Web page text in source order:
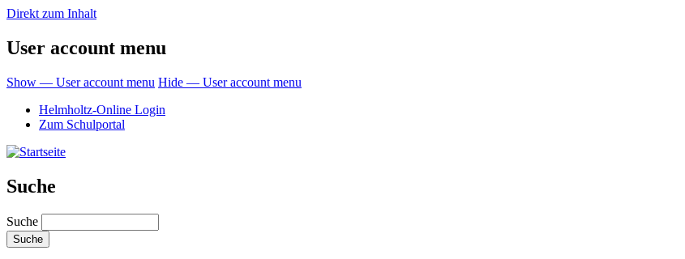
Direkt zum Inhalt
User account menu
Show — User account menu Hide — User account menu
Helmholtz-Online Login
Zum Schulportal
Suche
Suche